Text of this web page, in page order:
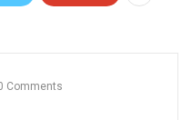
Comments